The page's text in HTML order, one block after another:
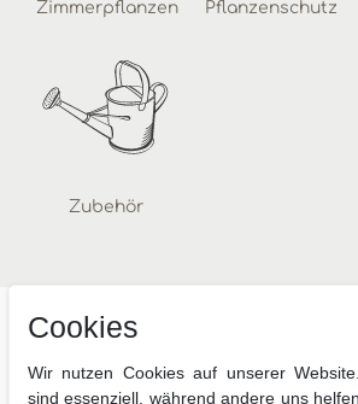
Zimmerpflanzen Pflanzenschutz
Zubehör
Cookies
Wir nutzen Cookies auf unserer
sind essenziell, während andere uns